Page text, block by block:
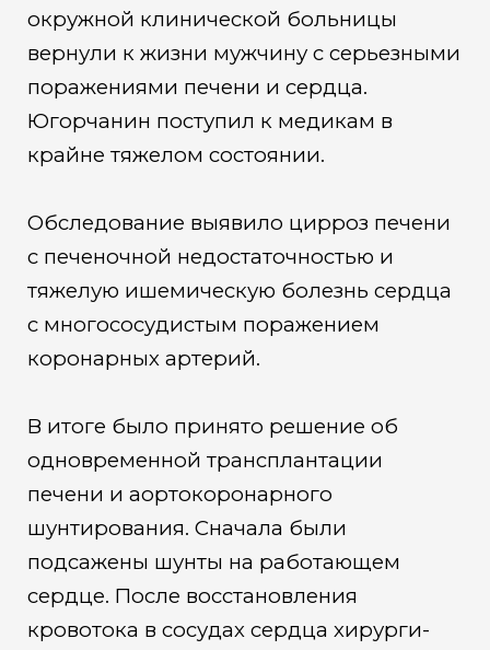
окружной клинической больницы
вернули к жизни мужчину с серьезными
поражениями печени и сердца.
Югорчанин поступил к медикам в
крайне тяжелом состоянии.
Обследование выявило цирроз печени
с печеночной недостаточностью и
тяжелую ишемическую болезнь сердца
с многососудистым поражением
коронарных артерий.
В итоге было принято решение об
одновременной трансплантации
печени и аортокоронарного
шунтирования. Сначала были
подсажены шунты на работающем
сердце. После восстановления
кровотока в сосудах сердца хирурги-